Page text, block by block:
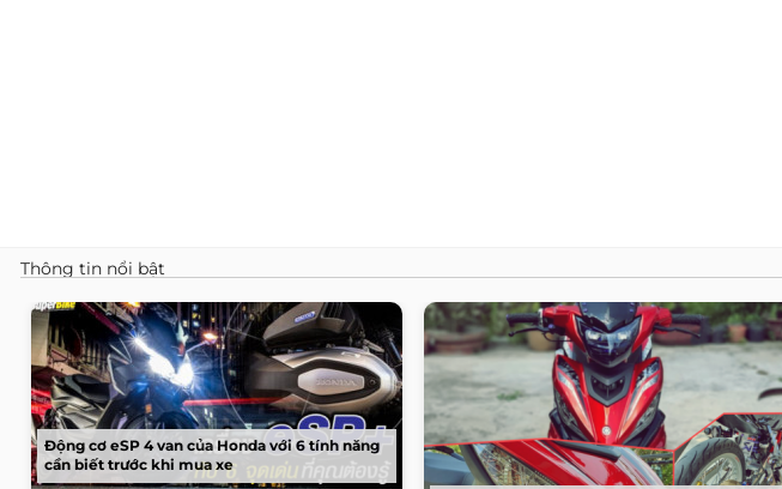
Thông tin nổi bật
Động cơ eSP 4 van của Honda với 6 tính năng
cần biết trước khi mua xe